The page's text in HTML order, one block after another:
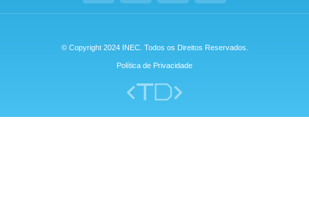
© Copyright 2024 INEC. Todos os Direitos Reservados.
Política de Privacidade